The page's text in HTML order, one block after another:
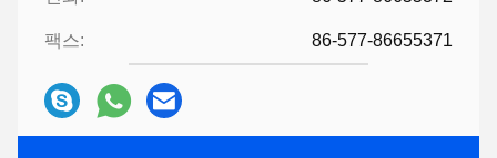
팩스: 86-577-86655371